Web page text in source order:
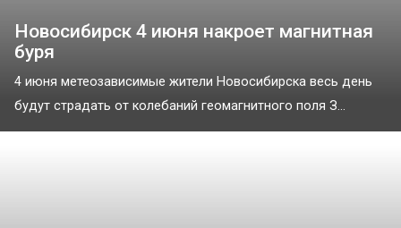
Новосибирск 4 июня накроет магнитная
буря
4 июня метеозависимые жители Новосибирска весь день
будут страдать от колебаний геомагнитного поля З...